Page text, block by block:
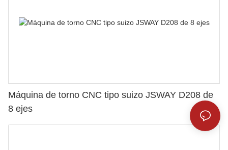
Máquina de torno CNC tipo suizo JSWAY D208 de
8 ejes